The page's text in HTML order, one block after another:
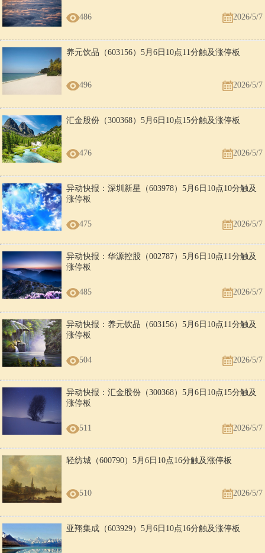
486 2026/5/7
养元饮品（603156）5月6日10点11分触及涨停板
496 2026/5/7
汇金股份（300368）5月6日10点15分触及涨停板
476 2026/5/7
异动快报：深圳新星（603978）5月6日10点10分触及
涨停板
475 2026/5/7
异动快报：华源控股（002787）5月6日10点11分触及
涨停板
485 2026/5/7
异动快报：养元饮品（603156）5月6日10点11分触及
涨停板
504 2026/5/7
异动快报：汇金股份（300368）5月6日10点15分触及
涨停板
511 2026/5/7
轻纺城（600790）5月6日10点16分触及涨停板
510 2026/5/7
亚翔集成（603929）5月6日10点16分触及涨停板